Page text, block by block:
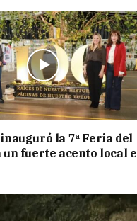
la 7ª Feria del
un fuerte acento local e